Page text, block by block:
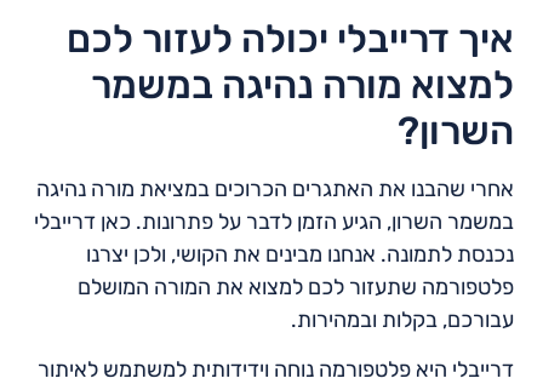
איך דרייבלי יכולה לעזור לכם
למצוא מורה נהיגה במשמר
השרון?
אחרי שהבנו את האתגרים הכרוכים במציאת מורה נהיגה
במשמר השרון, הגיע הזמן לדבר על פתרונות. כאן דרייבלי
נכנסת לתמונה. אנחנו מבינים את הקושי, ולכן יצרנו
פלטפורמה שתעזור לכם למצוא את המורה המושלם
עבורכם, בקלות ובמהירות.
דרייבלי היא פלטפורמה נוחה וידידותית למשתמש לאיתור